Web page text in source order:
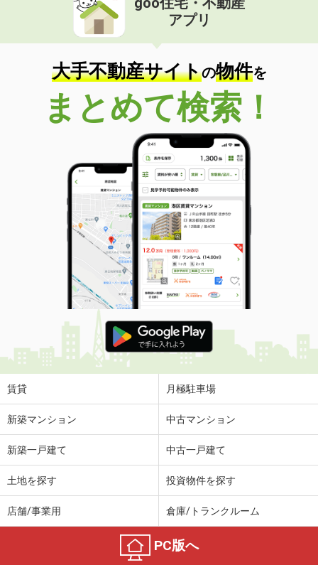
アプリ
大手不動産サイトの物件を
まとめて検索！
賃貸 月極駐車場
新築マンション 中古マンション
新築一戸建て 中古一戸建て
土地を探す 投資物件を探す
店舗/事業用 倉庫/トランクルーム
PC版へ